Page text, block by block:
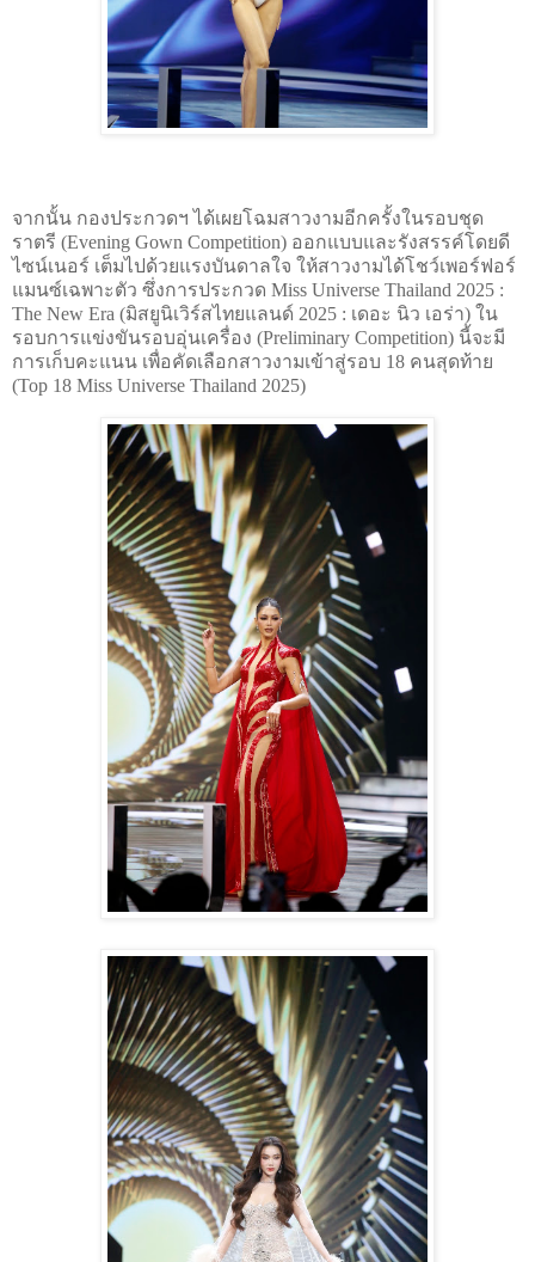
จากนั้น กองประกวดฯ ได้เผยโฉมสาวงามอีกครั้งในรอบชุด
ราตรี (Evening Gown Competition) ออกแบบและรังสรรค์โดยดี
ไซน์เนอร์ เต็มไปด้วยแรงบันดาลใจ ให้สาวงามได้โชว์เพอร์ฟอร์
แมนซ์เฉพาะตัว ซึ่งการประกวด Miss Universe Thailand 2025 :
The New Era (มิสยูนิเวิร์สไทยแลนด์ 2025 : เดอะ นิว เอร่า) ใน
รอบการแข่งขันรอบอุ่นเครื่อง (Preliminary Competition) นี้จะมี
การเก็บคะแนน เพื่อคัดเลือกสาวงามเข้าสู่รอบ 18 คนสุดท้าย
(Top 18 Miss Universe Thailand 2025)